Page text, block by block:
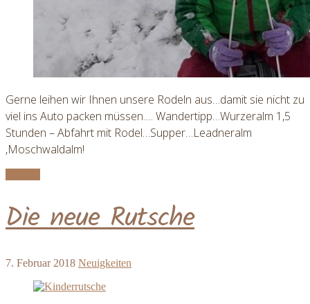
Gerne leihen wir Ihnen unsere Rodeln aus…damit sie nicht zu
viel ins Auto packen müssen…. Wandertipp…Wurzeralm 1,5
Stunden – Abfahrt mit Rodel…Supper…Leadneralm
,Moschwaldalm!
Die neue Rutsche
7. Februar 2018 Neuigkeiten